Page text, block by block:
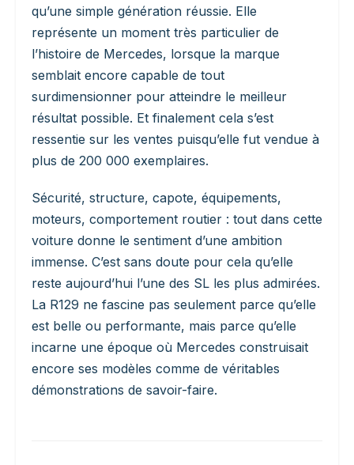
qu’une simple génération réussie. Elle
représente un moment très particulier de
l’histoire de Mercedes, lorsque la marque
semblait encore capable de tout
surdimensionner pour atteindre le meilleur
résultat possible. Et finalement cela s’est
ressentie sur les ventes puisqu’elle fut vendue à
plus de 200 000 exemplaires.
Sécurité, structure, capote, équipements,
moteurs, comportement routier : tout dans cette
voiture donne le sentiment d’une ambition
immense. C’est sans doute pour cela qu’elle
reste aujourd’hui l’une des SL les plus admirées.
La R129 ne fascine pas seulement parce qu’elle
est belle ou performante, mais parce qu’elle
incarne une époque où Mercedes construisait
encore ses modèles comme de véritables
démonstrations de savoir-faire.